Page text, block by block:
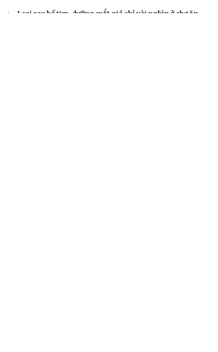
Loại rau bổ tim, dưỡng mắt giá chỉ vài nghìn ở chợ ăn